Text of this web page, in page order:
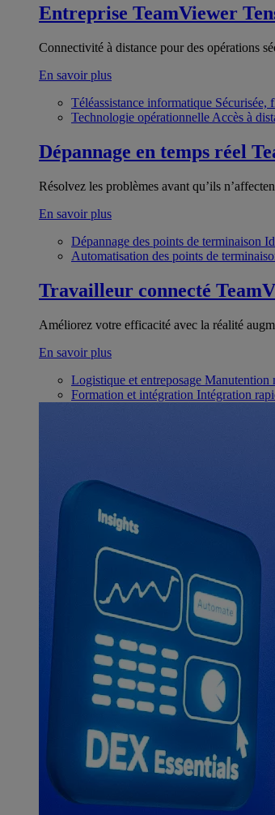
Entreprise TeamViewer
Connectivité à distance pour des opérations
En savoir plus
Téléassistance informatique Sécurisée,
Technologie opérationnelle Accès à
Dépannage en temps réel
Résolvez les problèmes avant qu’ils
En savoir plus
Dépannage des points de terminaison
Automatisation des points de
Travailleur connecté
Améliorez votre efficacité avec la réalité
En savoir plus
Logistique et entreposage Manutention
Formation et intégration Intégration